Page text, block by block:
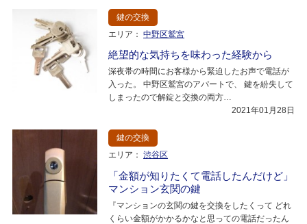
鍵の交換
エリア： 中野区鷲宮
絶望的な気持ちを味わった経験から
深夜帯の時間にお客様から緊迫したお声で電話が
入った。 中野区鷲宮のアパートで、 鍵を紛失して
しまったので解錠と交換の両方…
2021年01月28日
鍵の交換
エリア： 渋谷区
「金額が知りたくて電話したんだけど」
マンション玄関の鍵
『マンションの玄関の鍵を交換をしたくって どれ
くらい金額がかかるかなと思っての電話だったん